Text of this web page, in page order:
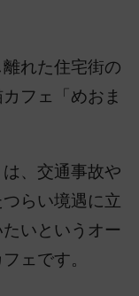
れた住宅街の
フェ「めおま
、交通事故や
らい境遇に立
いというオー
ェです。